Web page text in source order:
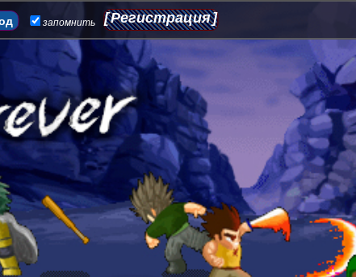
запомнить Регистрация